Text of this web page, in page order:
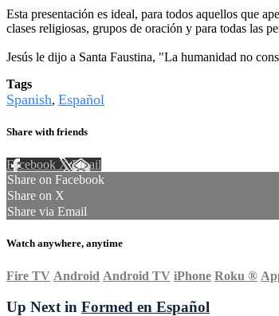
Esta presentación es ideal, para todos aquellos que
clases religiosas, grupos de oración y para todas las
Jesús le dijo a Santa Faustina, "La humanidad no
Tags
Spanish, Español
Share with friends
Facebook XEmail
Share on Facebook
Share on X
Share via Email
Watch anywhere, anytime
Fire TV Android Android TV iPhone Roku ®
Up Next in Formed en Español